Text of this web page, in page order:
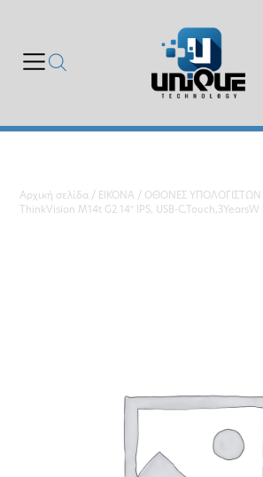
Αρχική σελίδα / ΕΙΚΟΝΑ / ΟΘΟΝΕΣ ΥΠΟΛΟΓΙΣΤΩΝ
ThinkVision M14t G2 14″ IPS, USB-C,Touch,3YearsW